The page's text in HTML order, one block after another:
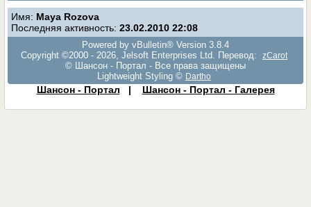
Имя: Maya Rozova
Последняя активность: 23.02.201022:08
Powered by vBulletin® Version 3.8.4
Copyright ©2000 - 2026, Jelsoft Enterprises Ltd. Перевод:
zCarot
© Шансон - Портал - Все права защищены
Lightweight Styling © Dartho
Шансон - Портал | Шансон - Портал - Галерея